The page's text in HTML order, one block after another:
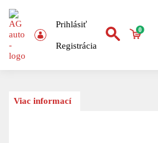
Prihlásiť
Registrácia
0
Viac informací